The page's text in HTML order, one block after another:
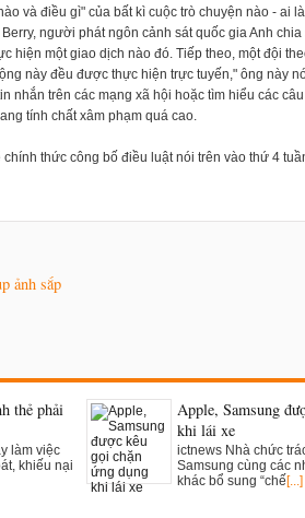
và điều gì" của bất kì cuộc trò chuyện nào - ai
người phát ngôn cảnh sát quốc gia Anh
hiện một giao dịch nào đó. Tiếp theo, một đội
này đều được thực hiện trực tuyến," ông này
nhắn trên các mạng xã hội hoặc tìm hiểu các
tính chất xâm phạm quá cao.
thức công bố điều luật nói trên vào thứ 4
ảnh sắp
thẻ phải
làm việc
khiếu nại
Apple, Samsung
khi lái xe
ictnews Nhà chức
Samsung cùng các
khác bổ sung “chế [...]